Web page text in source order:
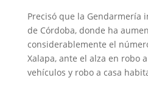
Precisó que la Gendarmería
de Córdoba, donde ha
considerablemente el
Xalapa, ante el alza en robo
vehículos y robo a casa